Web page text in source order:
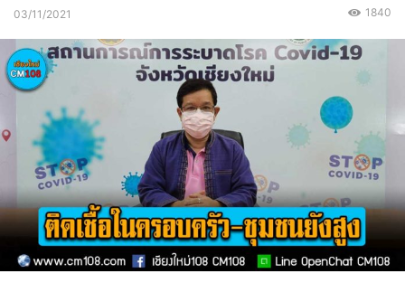
03/11/2021 1840